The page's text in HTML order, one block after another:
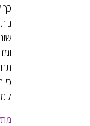
כך
כי